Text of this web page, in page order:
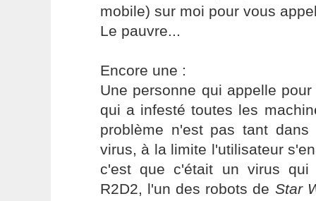
mobile) sur moi pour vous
Le pauvre...
Encore une :
Une personne qui appelle
qui a infesté toutes les
problème n'est pas tant
virus, à la limite l'utilisateur
c'est que c'était un virus
R2D2, l'un des robots de Star